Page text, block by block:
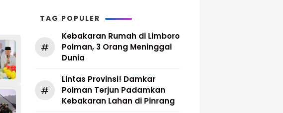
TAG POPULER
#
Kebakaran Rumah di Limboro
Polman, 3 Orang Meninggal
Dunia
#
Lintas Provinsi! Damkar
Polman Terjun Padamkan
Kebakaran Lahan di Pinrang